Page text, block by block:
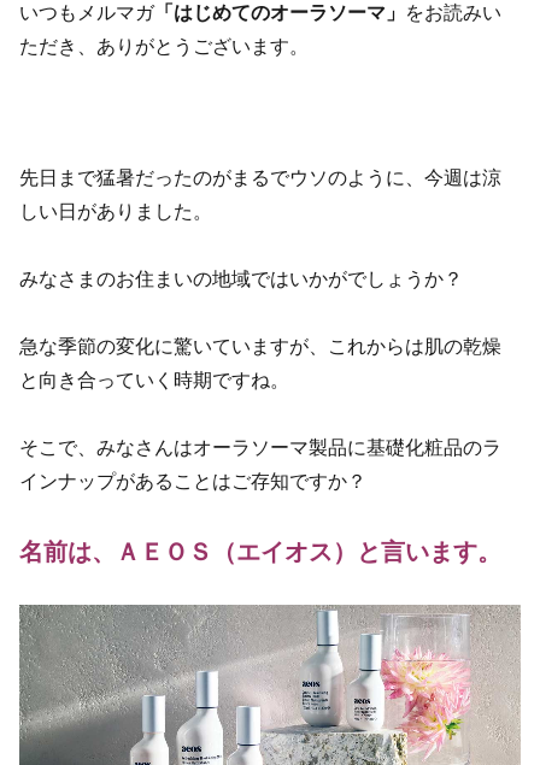
いつもメルマガ「はじめてのオーラソーマ」 をお読みい
ただき、ありがとうございます。
先日まで猛暑だったのがまるでウソのように、今週は涼
しい日がありました。
みなさまのお住まいの地域ではいかがでしょうか？
急な季節の変化に驚いていますが、これからは肌の乾燥
と向き合っていく時期ですね。
そこで、みなさんはオーラソーマ製品に基礎化粧品のラ
インナップがあることはご存知ですか？
名前は、ＡＥＯＳ（エイオス）と言います。